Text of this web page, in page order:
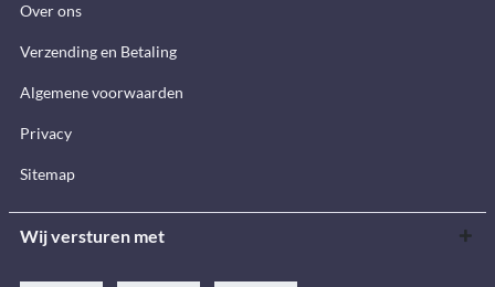
Over ons
Verzending en Betaling
Algemene voorwaarden
Privacy
Sitemap
Wij versturen met